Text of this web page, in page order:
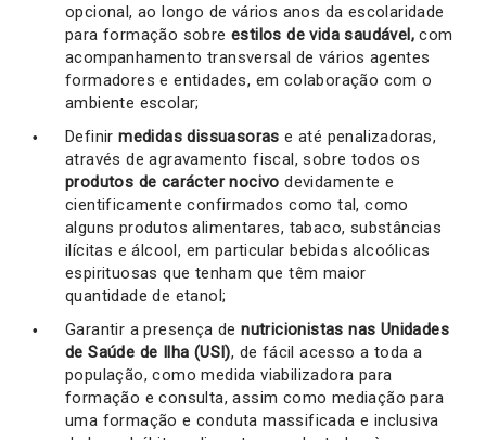
opcional, ao longo de vários anos da escolaridade
para formação sobre estilos de vida saudável, com
acompanhamento transversal de vários agentes
formadores e entidades, em colaboração com o
ambiente escolar;
Definirmedidas dissuasoras e até penalizadoras,
através de agravamento fiscal, sobre todos os
produtos de carácter nocivodevidamente e
cientificamente confirmados como tal, como
alguns produtos alimentares, tabaco, substâncias
ilícitas e álcool, em particular bebidas alcoólicas
espirituosas que tenham que têm maior
quantidade de etanol;
Garantir a presença denutricionistas nas Unidades
de Saúde de Ilha (USI), de fácil acesso a toda a
população, como medida viabilizadora para
formação e consulta, assim como mediação para
uma formação e conduta massificada e inclusiva